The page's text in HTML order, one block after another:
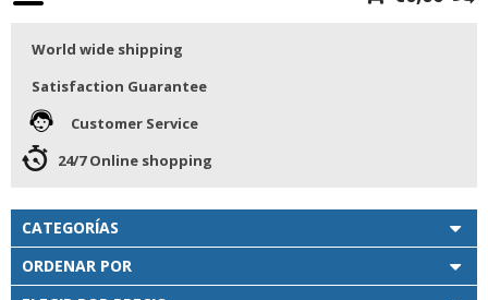
World wide shipping
Satisfaction Guarantee
Customer Service
24/7 Online shopping
CATEGORÍAS
ORDENAR POR